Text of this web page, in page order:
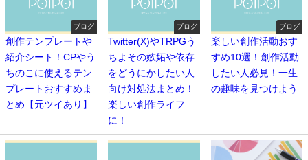
ブログ
創作テンプレートや
紹介シート！CPやう
ちのこに使えるテン
プレートおすすめま
とめ【元ツイあり】
ブログ
Twitter(X)やTRPGう
ちよその嫉妬や依存
をどうにかしたい人
向け対処法まとめ！
楽しい創作ライフ
に！
ブログ
楽しい創作活動おす
すめ10選！創作活動
したい人必見！一生
の趣味を見つけよう